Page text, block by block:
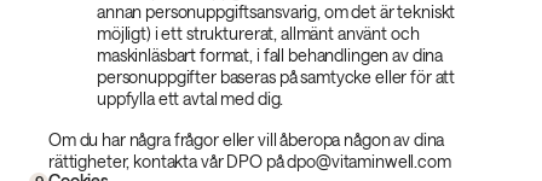
annan personuppgiftsansvarig, om det är tekniskt
möjligt) i ett strukturerat, allmänt använt och
maskinläsbart format, i fall behandlingen av dina
personuppgifter baseras på samtycke eller för att
uppfylla ett avtal med dig.
Om du har några frågor eller vill åberopa någon av dina
rättigheter, kontakta vår DPO på dpo@vitaminwell.com